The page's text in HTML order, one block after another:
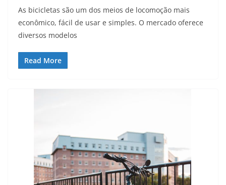
As bicicletas são um dos meios de locomoção mais
econômico, fácil de usar e simples. O mercado oferece
diversos modelos
Read More